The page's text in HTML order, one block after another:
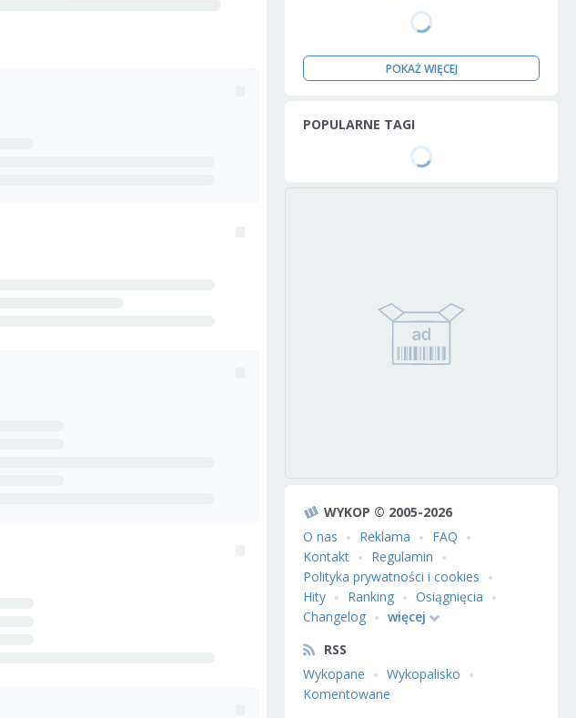
POKAŻ WIĘCEJ
POPULARNE TAGI
WYKOP © 2005-2026
O nas
Reklama
FAQ
Kontakt
Regulamin
Polityka prywatności i cookies
Hity
Ranking
Osiągnięcia
Changelog
więcej
RSS
Wykopane
Wykopalisko
Komentowane